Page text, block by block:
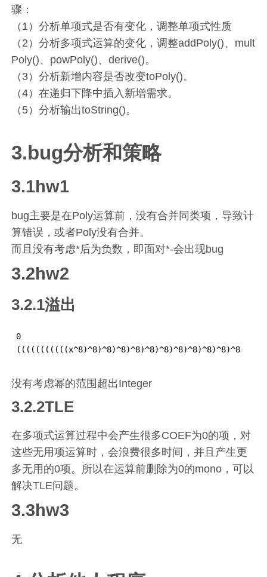
骤：
（1）分析单项式是否有变化，调整单项式性质
（2）分析多项式运算的变化，调整addPoly()、mult
Poly()、powPoly()、derive()。
（3）分析新增内容是否改变toPoly()。
（4）在递归下降中插入新增需求。
（5）分析输出toString()。
3.bug分析和策略
3.1hw1
bug主要是在Poly运算前，没有合并同类项，导致计
算错误，或者Poly没有合并。
而且没有考虑*后为负数，即面对*-会出现bug
3.2hw2
3.2.1溢出
0
(((((((((((x^8)^8)^8)^8)^8)^8)^8)^8)^8)^8)^8)^8
没有考虑幂的范围超出Integer
3.2.2TLE
在多项式运算过程中会产生很多COEF为0的项，对
这些无用项运算时，会浪费很多时间，并且产生更
多无用的0项。所以在运算前删除为0的mono，可以
解决TLE问题。
3.3hw3
无